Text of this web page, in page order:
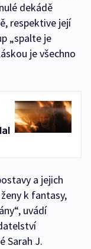
dekádě
respektive její
„spalte je
je všechno
a jejich
k fantasy,
uvádí
Sarah J.